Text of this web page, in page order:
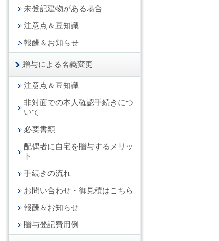
未登記建物がある場合
注意点＆豆知識
報酬＆お知らせ
贈与による名義変更
注意点＆豆知識
非対面での本人確認手続きにつ
いて
必要書類
配偶者に自宅を贈与するメリッ
ト
手続きの流れ
お問い合わせ・御見積はこちら
報酬＆お知らせ
贈与登記費用例